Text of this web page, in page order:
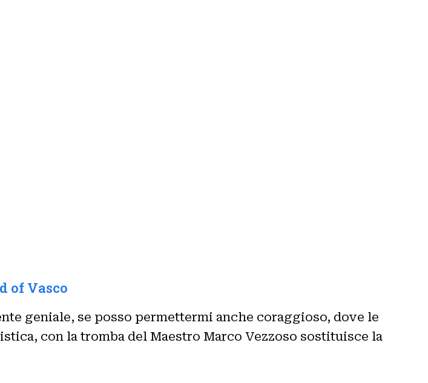
of Vasco
geniale, se posso permettermi anche coraggioso, dove le
con la tromba del Maestro Marco Vezzoso sostituisce la